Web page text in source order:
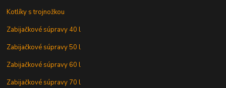
Kotlíky s trojnožkou
Zabijačkové súpravy 40 l
Zabijačkové súpravy 50 l
Zabijačkové súpravy 60 l
Zabijačkové súpravy 70 l